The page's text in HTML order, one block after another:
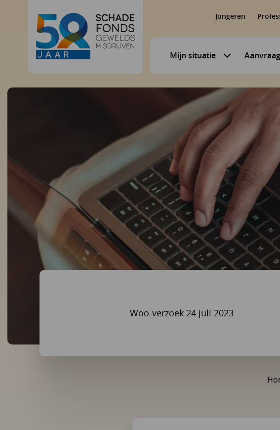
Jongeren
Mijn situatie
Aanvraag
Woo-verzoek 24 juli 2023